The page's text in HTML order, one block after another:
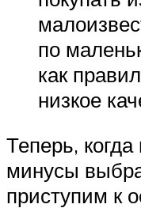
по
как
низкое
Теперь,
минусы
приступим к